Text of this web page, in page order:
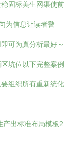
固标美生网渠使前
为信息让读者警
可为真分析最好～
坑位以下完整案例
组织所有重新统化
产出标准布局模板2